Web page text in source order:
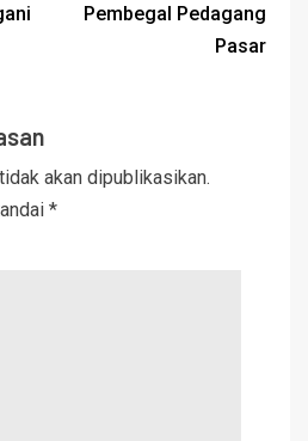
Pembegal Pedagang
Pasar
akan dipublikasikan.
*